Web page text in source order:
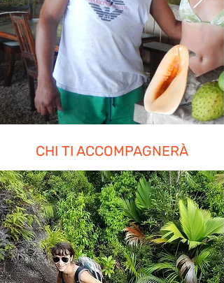
CHI TI ACCOMPAGNERÀ